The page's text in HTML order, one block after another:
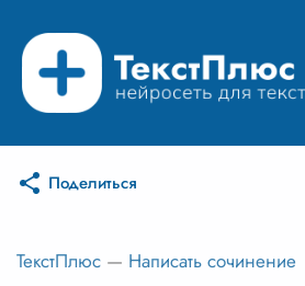
Режимы нейросети
Цены
Поделиться
ТекстПлюс — Написать сочинение